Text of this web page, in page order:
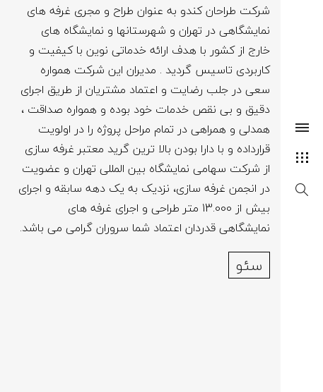
شرکت طراحان کندو به عنوان طراح و مجری غرفه های
نمایشگاهی در تهران و شهرستانها و نمایشگاه های
خارج از کشور با هدف ارائه خدماتی نوین با کیفیت و
کاربردی تاسیس گردید . مدیران این شرکت همواره
سعی در جلب رضایت و اعتماد مشتریان از طریق اجرای
دقیق و بی نقص خدمات خود بوده و همواره صداقت ،
همدلی و همراهی در تمام مراحل پروژه را در اولویت
قرارداده و با دارا بودن بالا ترین گرید معتبر غرفه سازی
از شرکت سهامی نمایشگاه بین المللی تهران و عضویت
در انجمن غرفه سازی، نزدیک به یک دهه سابقه و اجرای
بیش از 13.000 متر طراحی و اجرای غرفه های
نمایشگاهی قدردان اعتماد شما سروران گرامی می باشد.
سئو